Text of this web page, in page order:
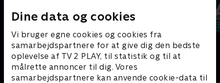
Dine data og cookies
Vi bruger egne cookies og cookies fra
samarbejdspartnere for at give dig den bedste
oplevelse af TV 2 PLAY, til statistik og til at
målrette annoncer til dig. Vores
samarbejdspartnere kan anvende cookie-data til
Coldwater Cleaning Up
D